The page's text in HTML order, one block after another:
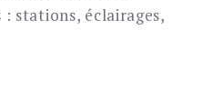
stations, éclairages,